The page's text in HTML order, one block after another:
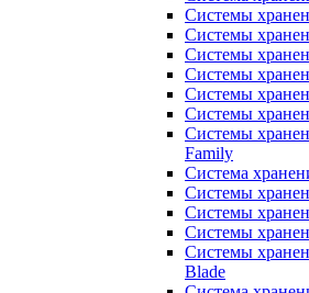
Системы
Системы
Системы
Системы
Системы
Системы
Системы
Family
Система
Системы
Системы
Системы
Системы
Blade